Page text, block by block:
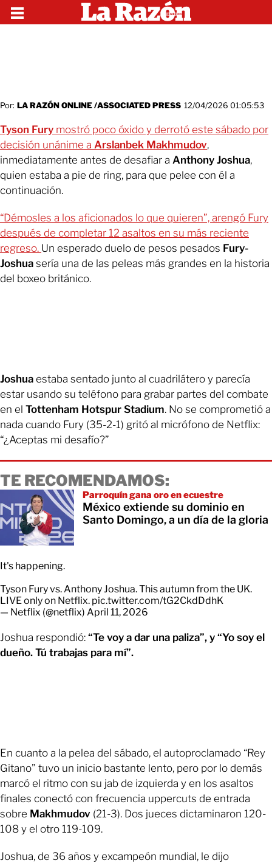
Por: LA RAZÓN ONLINE /ASSOCIATED PRESS 12/04/2026 01:05:53
Tyson Fury mostró poco óxido y derrotó este sábado por
decisión unánime a Arslanbek Makhmudov,
inmediatamente antes de desafiar a Anthony Joshua,
quien estaba a pie de ring, para que pelee con él a
continuación.
“Démosles a los aficionados lo que quieren”, arengó Fury
después de completar 12 asaltos en su más reciente
regreso. Un esperado duelo de pesos pesados Fury-
Joshua sería una de las peleas más grandes en la historia
del boxeo británico.
Joshua estaba sentado junto al cuadrilátero y parecía
estar usando su teléfono para grabar partes del combate
en el Tottenham Hotspur Stadium. No se comprometió a
nada cuando Fury (35-2-1) gritó al micrófono de Netflix:
“¿Aceptas mi desafío?”
TE RECOMENDAMOS:
Parroquín gana oro en ecuestre
México extiende su dominio en
Santo Domingo, a un día de la gloria
It's happening.
Tyson Fury vs. Anthony Joshua. This autumn from the UK.
LIVE only on Netflix. pic.twitter.com/tG2CkdDdhK
— Netflix (@netflix) April 11, 2026
Joshua respondió: “Te voy a dar una paliza”, y “Yo soy el
dueño. Tú trabajas para mí”.
En cuanto a la pelea del sábado, el autoproclamado “Rey
Gitano” tuvo un inicio bastante lento, pero por lo demás
marcó el ritmo con su jab de izquierda y en los asaltos
finales conectó con frecuencia uppercuts de entrada
sobre Makhmudov (21-3). Dos jueces dictaminaron 120-
108 y el otro 119-109.
Joshua, de 36 años y excampeón mundial, le dijo